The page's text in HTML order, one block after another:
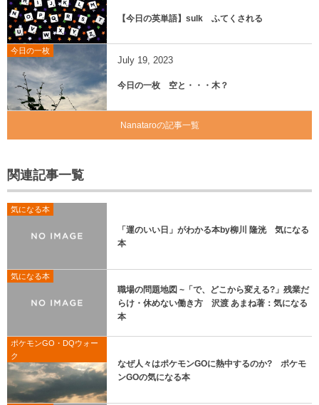
【今日の英単語】sulk ふてくされる
今日の一枚
July 19, 2023
今日の一枚 空と・・・木？
Nanataroの記事一覧
関連記事一覧
気になる本
「運のいい日」がわかる本by柳川 隆洸 気になる
本
気になる本
職場の問題地図 ~「で、どこから変える?」残業だ
らけ・休めない働き方 沢渡 あまね著：気になる
本
ポケモンGO・DQウォー
ク
なぜ人々はポケモンGOに熱中するのか? ポケモ
ンGOの気になる本